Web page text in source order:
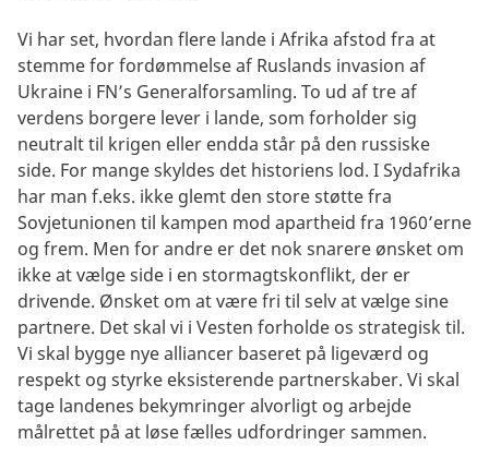
Vi har set, hvordan flere lande i Afrika afstod fra at
stemme for fordømmelse af Ruslands invasion af
Ukraine i FN’s Generalforsamling. To ud af tre af
verdens borgere lever i lande, som forholder sig
neutralt til krigen eller endda står på den russiske
side. For mange skyldes det historiens lod. I Sydafrika
har man f.eks. ikke glemt den store støtte fra
Sovjetunionen til kampen mod apartheid fra 1960’erne
og frem. Men for andre er det nok snarere ønsket om
ikke at vælge side i en stormagtskonflikt, der er
drivende. Ønsket om at være fri til selv at vælge sine
partnere. Det skal vi i Vesten forholde os strategisk til.
Vi skal bygge nye alliancer baseret på ligeværd og
respekt og styrke eksisterende partnerskaber. Vi skal
tage landenes bekymringer alvorligt og arbejde
målrettet på at løse fælles udfordringer sammen.